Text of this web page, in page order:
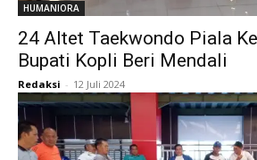
HUMANIORA
24 Altet Taekwondo Piala
Bupati Kopli Beri Mendali
Redaksi - 12 Juli 2024